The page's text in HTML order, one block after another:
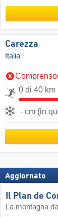
Carezza
Italia
0 di 40 km
- cm (in
Aggiornato
Il Plan de
La montagna